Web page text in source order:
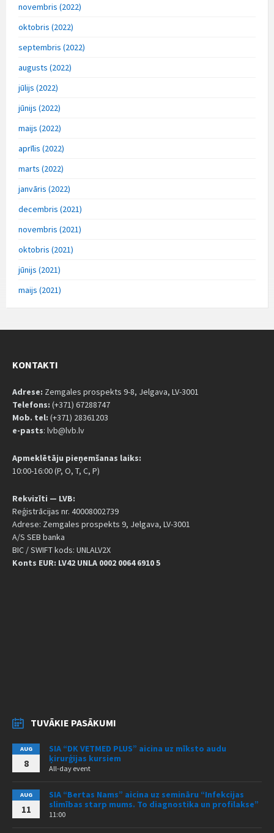
novembris (2022)
oktobris (2022)
septembris (2022)
augusts (2022)
jūlijs (2022)
jūnijs (2022)
maijs (2022)
aprīlis (2022)
marts (2022)
janvāris (2022)
decembris (2021)
novembris (2021)
oktobris (2021)
jūnijs (2021)
maijs (2021)
KONTAKTI
Adrese: Zemgales prospekts 9-8, Jelgava, LV-3001
Telefons: (+371) 67288747
Mob. tel: (+371) 28361203
e-pasts: lvb@lvb.lv
Apmeklētāju pieņemšanas laiks:
10:00-16:00 (P, O, T, C, P)
Rekvizīti — LVB:
Reģistrācijas nr. 40008002739
Adrese: Zemgales prospekts 9, Jelgava, LV-3001
A/S SEB banka
BIC / SWIFT kods: UNLALV2X
Konts EUR: LV42 UNLA 0002 0064 6910 5
TUVĀKIE PASĀKUMI
AUG
8
SIA “DK VETMED PLUS” aicina uz mīksto audu
ķirurģijas kursiem
All-day event
AUG
11
SIA “Bertas Nams” aicina uz semināru “Infekcijas
slimības starp mums. To diagnostika un profilakse”
11:00